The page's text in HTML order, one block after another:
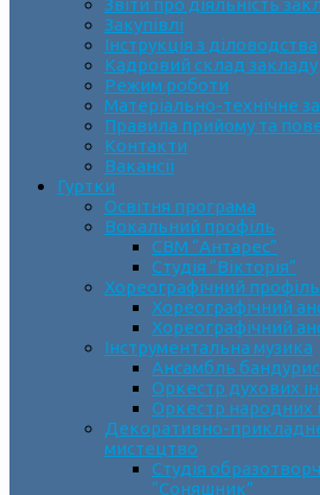
Звіти про діяльність
Закупівлі
Інструкція з діловодства
Кадровий склад закладу
Режим роботи
Матеріально-технічне
Правила прийому та
Контакти
Вакансії
Гуртки
Освітня програма
Вокальний профіль
СВМ “Антарес”
Студія “Вікторія”
Хореографічний профіль
Хореографічний
Хореографічний
Інструментальна музика
Ансамбль
Оркестр духових
Оркестр народних
Декоративно-
мистецтво
Cтудія
“Соняшник”